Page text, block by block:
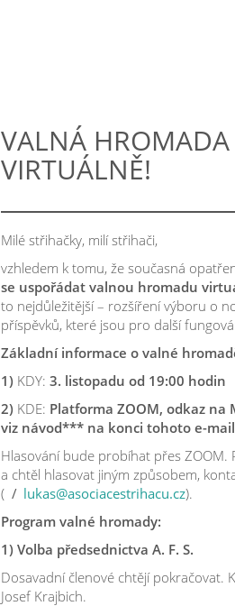
VALNÁ HROMADA
VIRTUÁLNĚ!
Milé střihačky, milí střihači,
vzhledem k tomu, že současná
se uspořádat valnou hromadu
to nejdůležitější – rozšíření výboru o
příspěvků, které jsou pro další
Základní informace o valné
1) KDY: 3. listopadu od 19:00 hodin
2) KDE: Platforma ZOOM, odkaz
viz návod*** na konci tohoto e-
Hlasování bude probíhat přes ZOOM.
a chtěl hlasovat jiným způsobem,
(
lukas@asociacestrihacu.cz).
Program valné hromady:
1) Volba předsednictva A. F. S.
Dosavadní členové chtějí pokračovat.
Josef Krajbich.